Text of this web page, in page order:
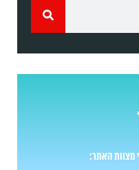
מצוות האתר: